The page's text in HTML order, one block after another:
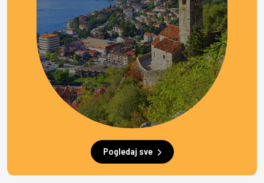
Pogledaj sve